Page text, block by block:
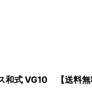
式 VG10 【送料無